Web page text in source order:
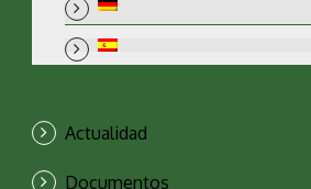
Actualidad
Documentos